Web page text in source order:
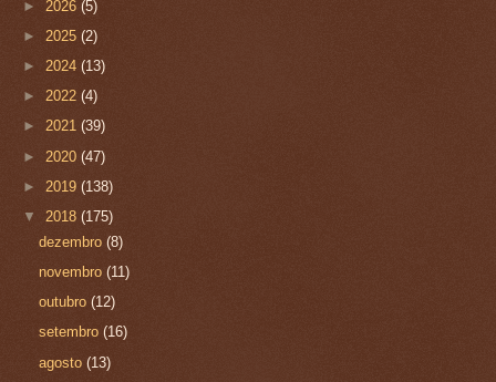
► 2026 (5)
► 2025 (2)
► 2024 (13)
► 2022 (4)
► 2021 (39)
► 2020 (47)
► 2019 (138)
▼ 2018 (175)
dezembro(8)
novembro(11)
outubro(12)
setembro(16)
agosto(13)